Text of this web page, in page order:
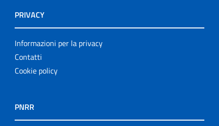
PRIVACY
Informazioni per la privacy
Contatti
Cookie policy
PNRR